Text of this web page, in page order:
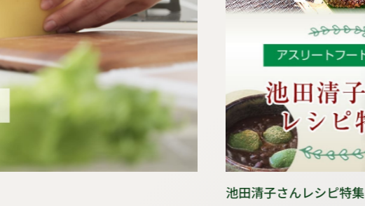
池田清子さんレシピ特集